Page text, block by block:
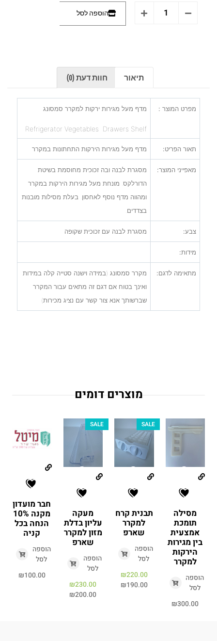
הוספה לסל
תיאור חוות דעת (0)
מפרט המוצר : מדף מעל מגירות ירקות למקרר סמסונג
Refrigerator Vegetables Drawers Shelf
תאור הפריט: מדף מעל מגירות הירקות התחתונות במקרר
מאפייני המוצר:
מסגרת לבנה ובה זכוכית מחוסמת בשיטת
הדורלקס. מונחת מעל מגירות הירקות במקרר
ומהווה מדף נוסף לאחסון. בעלת מסילות מובנות
בצדדים.
צבע: מסגרת לבנה עם זכוכית שקופה
מידות:
מתאימה לדגם:
מקרר סמסונג (במידה וישנה סטייה קלה במידות
ואינך בטוח אם דגם זה מתאים עבור המקרר
שברשותך אנא צור קשר עם נציג מכירות)
מוצרים דומים
מסילה
תומכת
אמצעית
בין מגירות
הירקות
למקרר
הוספה
לסל
₪300.00
SALE
תבנית קרח
למקרר
שארפ
הוספה
לסל
₪220.00
₪190.00
SALE
מעקה
עליון בדלת
מזון למקרר
שארפ
הוספה
לסל
₪230.00
₪200.00
חבר מועדון
מקנה 10%
הנחה בכל
קניה
הוספה
לסל
₪100.00